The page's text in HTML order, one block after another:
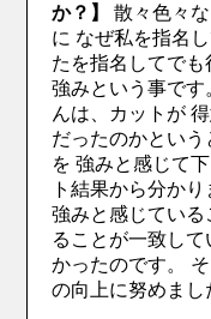
か？】
散々色々
に なぜ私を指名
たを指名してで
強みという事です
んは、カットが 得
だったのかという
を 強みと感じて
ト結果から分かり
強みと感じてい
ることが一致し
かったのです。
の向上に努めまし